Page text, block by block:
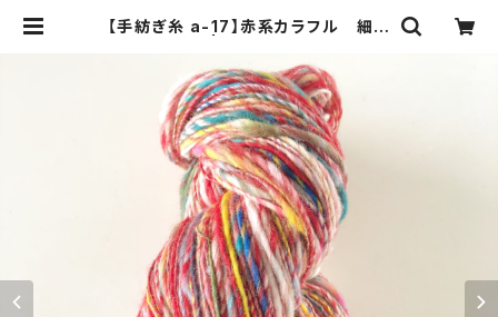
【手紡ぎ糸 a-17】赤系カラフル 細め
デク アートヤーン